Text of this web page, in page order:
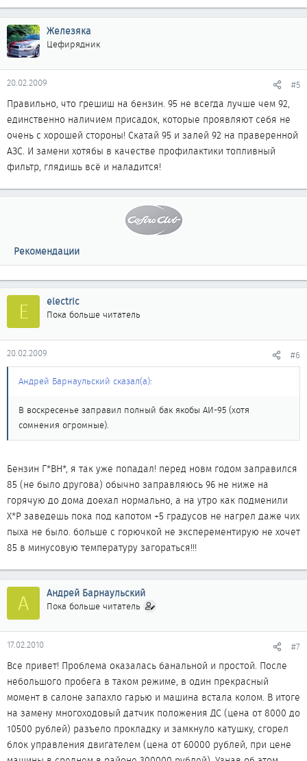
Железяка
Цефирядник
20.02.2009 #5
Правильно, что грешиш на бензин. 95 не всегда лучше чем 92,
единственно наличием присадок, которые проявляют себя не
очень с хорошей стороны! Скатай 95 и залей 92 на праверенной
АЗС. И замени хотябы в качестве профилактики топливный
фильтр, глядишь всё и наладится!
Рекомендации
E electric
Пока больше читатель
20.02.2009 #6
Андрей Барнаульский сказал(а):
В воскресенье заправил полный бак якобы АИ-95 (хотя
сомнения огромные).
Бензин Г*ВН*, я так уже попадал! перед новм годом заправился
85 (не было другова) обычно заправляюсь 96 не ниже на
горячую до дома доехал нормально, а на утро как подменили
Х*Р заведешь пока под капотом +5 градусов не нагрел даже чих
пыха не было. больше с горючкой не эксперементирую не хочет
85 в минусовую температуру загораться!!!
А Андрей Барнаульский
Пока больше читатель
17.02.2010 #7
Все привет! Проблема оказалась банальной и простой. После
небольшого пробега в таком режиме, в один прекрасный
момент в салоне запахло гарью и машина встала колом. В итоге
на замену многоходовый датчик положения ДС (цена от 8000 до
10500 рублей) разъело прокладку и замкнуло катушку, сгорел
блок управления двигателем (цена от 60000 рублей, при цене